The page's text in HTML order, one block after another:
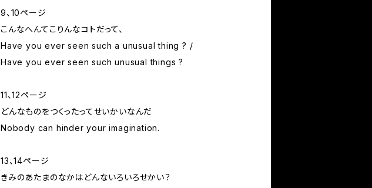
9、10ページ
こんなへんてこりんなコトだって、
Have you ever seen such a unusual thing ? /
Have you ever seen such unusual things ?
11、12ページ
どんなものをつくったってせいかいなんだ
Nobody can hinder your imagination.
13、14ページ
きみのあたまのなかはどんないろいろせかい？